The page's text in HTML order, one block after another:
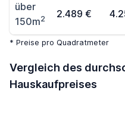
über
150m2 2.489 €
* Preise pro Quadratmeter
Vergleich des
Hauskaufpreises